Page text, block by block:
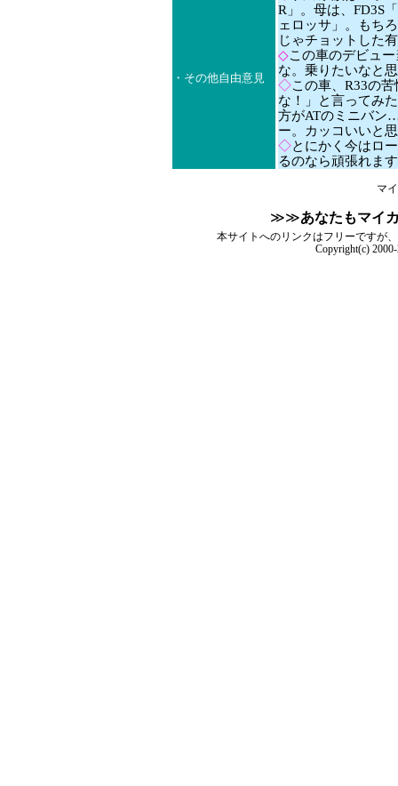
・その他自由意見
R」。母は、FD3S
ェロッサ」。もち
じゃチョットした
◇この車のデビュ
な。乗りたいなと
◇この車、R33の
な！」と言ってみ
方がATのミニバン
ー。カッコいいと
◇とにかく今はロ
るのなら頑張れま
マ
≫≫あなたもマイ
本サイトへのリンクはフリーですが
Copyright(c)